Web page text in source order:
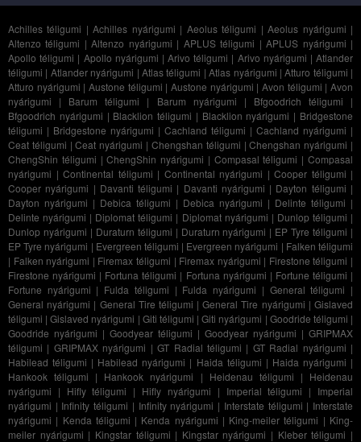
Achilles téligumi |Achilles nyárigumi | Aeolus téligumi |Aeolus nyárigumi |
Altenzo téligumi |Altenzo nyárigumi | APLUS téligumi |APLUS nyárigumi |
Apollo téligumi | Apollo nyárigumi |Arivo téligumi | Arivo nyárigumi |Atlander
téligumi | Atlander nyárigumi | Atlas téligumi |Atlas nyárigumi |Atturo téligumi |
Atturo nyárigumi |Austone téligumi |Austone nyárigumi |Avon téligumi |Avon
nyárigumi | Barum téligumi | Barum nyárigumi | Bfgoodrich téligumi |
Bfgoodrich nyárigumi | Blacklion téligumi | Blacklion nyárigumi | Bridgestone
téligumi | Bridgestone nyárigumi | Cachland téligumi | Cachland nyárigumi |
Ceat téligumi |Ceat nyárigumi | Chengshan téligumi |Chengshan nyárigumi |
ChengShin téligumi |ChengShin nyárigumi | Compasal téligumi |Compasal
nyárigumi | Continental téligumi | Continental nyárigumi | Cooper téligumi |
Cooper nyárigumi | Davanti téligumi | Davanti nyárigumi | Dayton téligumi |
Dayton nyárigumi | Debica téligumi | Debica nyárigumi | Delinte téligumi |
Delinte nyárigumi | Diplomat téligumi | Diplomat nyárigumi | Dunlop téligumi |
Dunlop nyárigumi | Duraturn téligumi | Duraturn nyárigumi | EP Tyre téligumi |
EP Tyre nyárigumi | Evergreen téligumi | Evergreen nyárigumi | Falken téligumi
| Falken nyárigumi | Firemax téligumi | Firemax nyárigumi | Firestone téligumi |
Firestone nyárigumi | Fortuna téligumi | Fortuna nyárigumi | Fortune téligumi |
Fortune nyárigumi | Fulda téligumi | Fulda nyárigumi | General téligumi |
General nyárigumi | General Tire téligumi |General Tire nyárigumi |Gislaved
téligumi |Gislaved nyárigumi | Giti téligumi |Giti nyárigumi | Goodride téligumi |
Goodride nyárigumi | Goodyear téligumi | Goodyear nyárigumi | GRIPMAX
téligumi | GRIPMAX nyárigumi |GT Radial téligumi | GT Radial nyárigumi |
Habilead téligumi | Habilead nyárigumi | Haida téligumi | Haida nyárigumi |
Hankook téligumi | Hankook nyárigumi | Heidenau téligumi | Heidenau
nyárigumi | Hifly téligumi | Hifly nyárigumi | Imperial téligumi | Imperial
nyárigumi | Infinity téligumi | Infinity nyárigumi | Interstate téligumi | Interstate
nyárigumi | Kenda téligumi | Kenda nyárigumi | King-meiler téligumi | King-
meiler nyárigumi | Kingstar téligumi | Kingstar nyárigumi | Kleber téligumi |